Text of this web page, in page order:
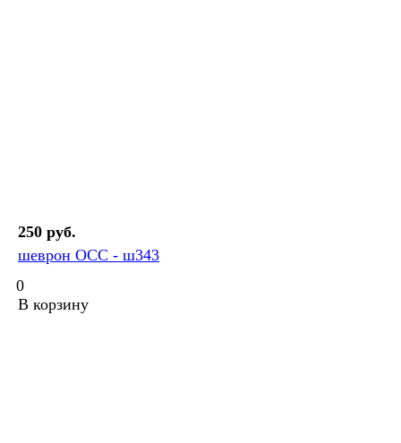
250 руб.
шеврон OCC - ш343
0
В корзину